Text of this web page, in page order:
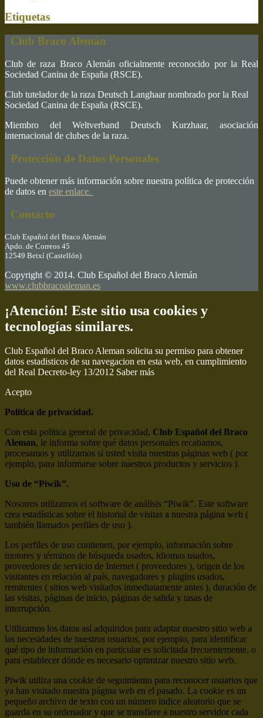
Etiquetas
Club Braco Alemán
Club de raza Braco Alemán oficialmente reconocido por la Real
Sociedad Canina de España (RSCE).
Club tutelador de la raza Deutsch Langhaar nombrado por la Real
Sociedad Canina de España (RSCE).
Miembro del Weltverband Deutsch Kurzhaar, asociación
internacional de clubes de la raza.
Protección de Datos Personales
Puede obtener más información sobre nuestra política de protección
de datos en este enlace.
Contacto
Club Español del Braco Alemán
Apdo. de Correos 45
12549 Betxí (Castellón)
Copyright © 2014. Club Español del Braco Alemán
www.clubbracoaleman.es
¡Atención! Este sitio usa cookies y
tecnologías similares.
Club Español del Braco Aleman solicita su permiso para obtener
datos estadisticos de su navegacion en esta web, en cumplimiento
del Real Decreto-ley 13/2012 Saber más
Acepto
Política de privacidad.
Con esta política general de privacidad, Club Español del Braco
Aleman, le informa sobre qué datos personales recabamos,
procesamos y utilizamos si usted visita nuestras páginas web ( por
ejemplo, para informarse sobre nuestros productos y servicios ).
Uso de “Piwik”.
Nosotros utilizamos el software de análisis “Piwik”. Este software
crea estadísticas sobre el historial de visitas a nuestra página web (
también llamados perfiles de uso ).
Los perfiles de uso contienen, por ejemplo, información sobre
motores y términos de búsqueda usados, idiomas usados,
proveedores de servicio de Internet ( proveedores ), origen de los
visitantes en relación al país, navegadores y plugins usados,
remitentes ( sitios web visitados inmediatamente antes ), duración de
las visitas, páginas de inicio, páginas de salida y tasas de
interrupción.
Utilizamos los datos así adquiridos para adaptar nuestro sitio web a
las necesidades de nuestros usuarios, por ejemplo, para identificar
qué tipo de información en particular es solicitada frecuentemente, o
para establecer dónde es necesario optimizar nuestro sitio web.
Piwik utiliza una cookie de seguimiento para reconocer usuarios que
ya han visitado nuestra página web en el pasado. La cookie es un
pequeño archivo de texto con un número indice aleatorio que se
guarda en su ordenador y que se transfiere a nuestro servidor cada